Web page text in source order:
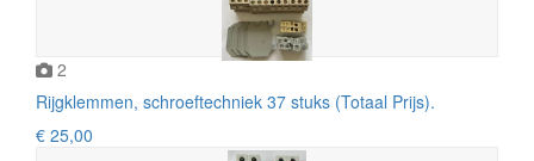
2
Rijg­klem­men, schroef­tech­niek 37 stuks (Totaal Prijs).
€ 25,00